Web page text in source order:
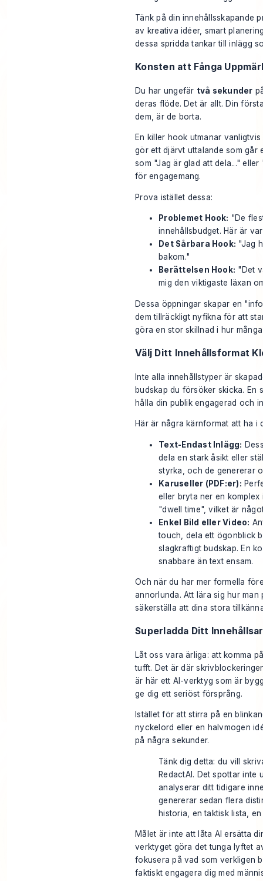
Tänk på din innehållsskapande
av kreativa idéer, smart
dessa spridda tankar till inlägg
Konsten att Fånga
Du har ungefär två sekunder
deras flöde. Det är allt. Din
dem, är de borta.
En killer hook utmanar
gör ett djärvt uttalande som går
som "Jag är glad att dela..."
för engagemang.
Prova istället dessa:
Problemet Hook: "De
innehållsbudget. Här är
Det Sårbara Hook: "Jag
bakom."
Berättelsen Hook: "Det
mig den viktigaste läxan
Dessa öppningar skapar en
dem tillräckligt nyfikna för att
göra en stor skillnad i hur
Välj Ditt Innehållsformat
Inte alla innehållstyper är
budskap du försöker skicka. En
hålla din publik engagerad och
Här är några kärnformat att ha i
Text-Endast Inlägg:
dela en stark åsikt eller
styrka, och de genererar
Karuseller (PDF:er):
eller bryta ner en komplex
"dwell time", vilket är
Enkel Bild eller Video:
touch, dela ett ögonblick
slagkraftigt budskap. En
snabbare än text ensam.
Och när du har mer formella
annorlunda. Att lära sig hur man
säkerställa att dina stora
Superladda Ditt
Låt oss vara ärliga: att komma
tufft. Det är där
är här ett AI-verktyg som är
ge dig ett seriöst försprång.
Istället för att stirra på en
nyckelord eller en halvmogen
på några sekunder.
Tänk dig detta: du vill
RedactAI. Det spottar inte
analyserar ditt tidigare
genererar sedan flera
historia, en taktisk lista,
Målet är inte att låta AI ersätta
verktyget göra det tunga lyftet
fokusera på vad som verkligen
faktiskt engagera dig med